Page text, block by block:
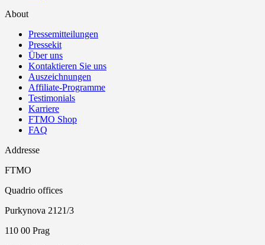
About
Pressemitteilungen
Pressekit
Über uns
Kontaktieren Sie uns
Auszeichnungen
Affiliate-Programme
Testimonials
Karriere
FTMO Shop
FAQ
Addresse
FTMO
Quadrio offices
Purkynova 2121/3
110 00 Prag